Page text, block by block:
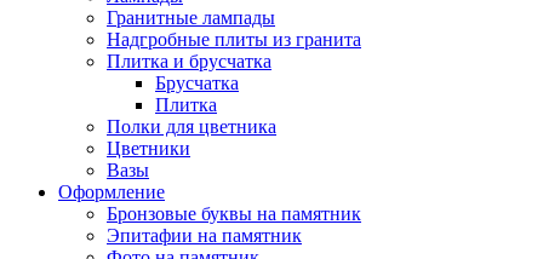
Гранитные лампады
Надгробные плиты из гранита
Плитка и брусчатка
Брусчатка
Плитка
Полки для цветника
Цветники
Вазы
Оформление
Бронзовые буквы на памятник
Эпитафии на памятник